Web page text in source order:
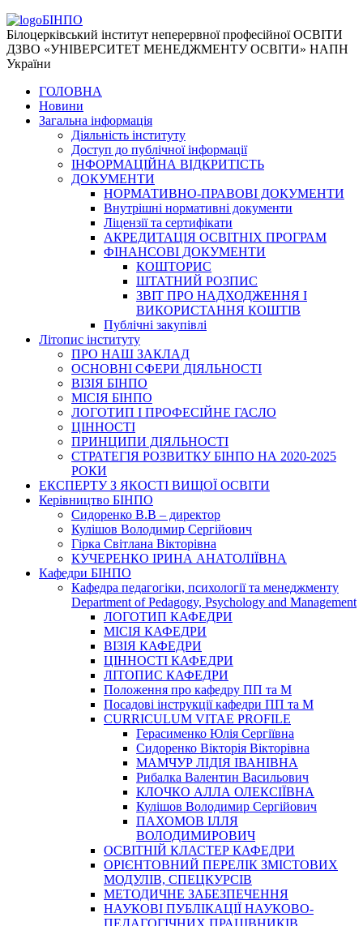
БІНПО
Білоцерківський інститут неперервної професійної ОСВІТИ
ДЗВО «УНІВЕРСИТЕТ МЕНЕДЖМЕНТУ ОСВІТИ» НАПН
України
ГОЛОВНА
Новини
Загальна інформація
Діяльність інституту
Доступ до публічної інформації
ІНФОРМАЦІЙНА ВІДКРИТІСТЬ
ДОКУМЕНТИ
НОРМАТИВНО-ПРАВОВІ ДОКУМЕНТИ
Внутрішні нормативні документи
Ліцензії та сертифікати
АКРЕДИТАЦІЯ ОСВІТНІХ ПРОГРАМ
ФІНАНСОВІ ДОКУМЕНТИ
КОШТОРИС
ШТАТНИЙ РОЗПИС
ЗВІТ ПРО НАДХОДЖЕННЯ І
ВИКОРИСТАННЯ КОШТІВ
Публічні закупівлі
Літопис інституту
ПРО НАШ ЗАКЛАД
ОСНОВНІ СФЕРИ ДІЯЛЬНОСТІ
ВІЗІЯ БІНПО
МІСІЯ БІНПО
ЛОГОТИП І ПРОФЕСІЙНЕ ГАСЛО
ЦІННОСТІ
ПРИНЦИПИ ДІЯЛЬНОСТІ
СТРАТЕГІЯ РОЗВИТКУ БІНПО НА 2020-2025
РОКИ
ЕКСПЕРТУ З ЯКОСТІ ВИЩОЇ ОСВІТИ
Керівництво БІНПО
Сидоренко В.В – директор
Кулішов Володимир Сергійович
Гірка Світлана Вікторівна
КУЧЕРЕНКО ІРИНА АНАТОЛІЇВНА
Кафедри БІНПО
Кафедра педагогіки, психології та менеджменту
Department of Pedagogy, Psychology and Management
ЛОГОТИП КАФЕДРИ
МІСІЯ КАФЕДРИ
ВІЗІЯ КАФЕДРИ
ЦІННОСТІ КАФЕДРИ
ЛІТОПИС КАФЕДРИ
Положення про кафедру ПП та М
Посадові інструкції кафедри ПП та М
CURRICULUM VITAE PROFILE
Герасименко Юлія Сергіївна
Сидоренко Вікторія Вікторівна
МАМЧУР ЛІДІЯ ІВАНІВНА
Рибалка Валентин Васильович
КЛОЧКО АЛЛА ОЛЕКСІЇВНА
Кулішов Володимир Сергійович
ПАХОМОВ ІЛЛЯ
ВОЛОДИМИРОВИЧ
ОСВІТНІЙ КЛАСТЕР КАФЕДРИ
ОРІЄНТОВНИЙ ПЕРЕЛІК ЗМІСТОВИХ
МОДУЛІВ, СПЕЦКУРСІВ
МЕТОДИЧНЕ ЗАБЕЗПЕЧЕННЯ
НАУКОВІ ПУБЛІКАЦІЇ НАУКОВО-
ПЕДАГОГІЧНИХ ПРАЦІВНИКІВ